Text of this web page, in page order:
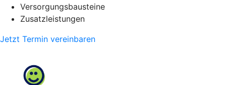
Versorgungsbausteine
Zusatzleistungen
Jetzt Termin vereinbaren